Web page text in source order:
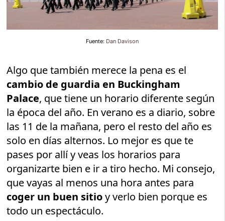
Fuente: Dan Davison
Algo que también merece la pena es el
cambio de guardia en Buckingham
Palace, que tiene un horario diferente según
la época del año. En verano es a diario, sobre
las 11 de la mañana, pero el resto del año es
solo en días alternos. Lo mejor es que te
pases por allí y veas los horarios para
organizarte bien e ir a tiro hecho. Mi consejo,
que vayas al menos una hora antes para
coger un buen sitioy verlo bien porque es
todo un espectáculo.